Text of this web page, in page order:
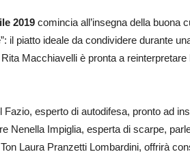
2019 comincia all’insegna della buona
il piatto ideale da condividere durante
Macchiavelli è pronta a
Fazio, esperto di autodifesa, pronto ad
Nenella Impiglia, esperta di scarpe,
Ton Laura Pranzetti Lombardini, offrirà